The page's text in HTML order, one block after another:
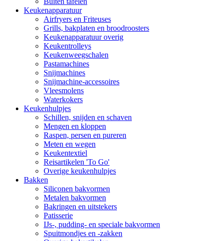
Keukenapparatuur
Airfryers en Friteuses
Grills, bakplaten en broodroosters
Keukenapparatuur overig
Keukentrolleys
Keukenweegschalen
Pastamachines
Snijmachines
Snijmachine-accessoires
Vleesmolens
Waterkokers
Keukenhulpjes
Schillen, snijden en schaven
Mengen en kloppen
Raspen, persen en pureren
Meten en wegen
Keukentextiel
Reisartikelen 'To Go'
Overige keukenhulpjes
Bakken
Siliconen bakvormen
Metalen bakvormen
Bakringen en uitstekers
Patisserie
IJs-, pudding- en speciale bakvormen
Spuitmondjes en -zakken